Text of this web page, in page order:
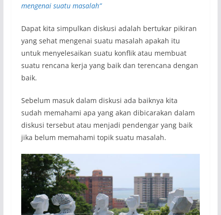
mengenai suatu masalah”
Dapat kita simpulkan diskusi adalah bertukar pikiran
yang sehat mengenai suatu masalah apakah itu
untuk menyelesaikan suatu konflik atau membuat
suatu rencana kerja yang baik dan terencana dengan
baik.
Sebelum masuk dalam diskusi ada baiknya kita
sudah memahami apa yang akan dibicarakan dalam
diskusi tersebut atau menjadi pendengar yang baik
jika belum memahami topik suatu masalah.